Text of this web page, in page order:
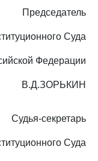
Председатель
Суда
Федерации
В.Д.ЗОРЬКИН
Судья-секретарь
Суда